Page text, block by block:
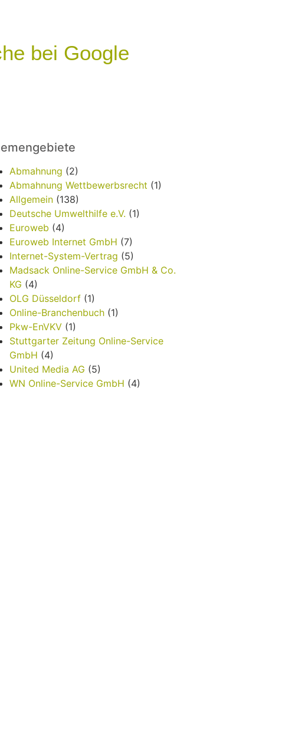
bei Google
Abmahnung (2)
Abmahnung Wettbewerbsrecht (1)
Allgemein (138)
Deutsche Umwelthilfe e.V. (1)
Euroweb (4)
Euroweb Internet GmbH (7)
Internet-System-Vertrag (5)
Madsack Online-Service GmbH & Co.
KG (4)
OLG Düsseldorf (1)
Online-Branchenbuch (1)
Pkw-EnVKV (1)
Stuttgarter Zeitung Online-Service
GmbH (4)
United Media AG (5)
WN Online-Service GmbH (4)